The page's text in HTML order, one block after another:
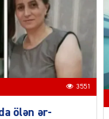
3551
ölən ər-